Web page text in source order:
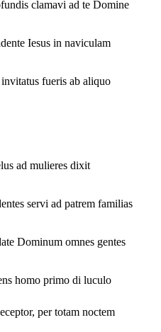
clamavi ad te Domine
Iesus in naviculam
fueris ab aliquo
ad mulieres dixit
servi ad patrem familias
Dominum omnes gentes
homo primo di luculo
per totam noctem